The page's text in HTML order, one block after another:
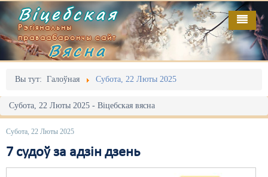
Віцебская
Рэгіянальны
праваабарончы сайт
Вясна
Вы тут: Галоўная Субота, 22 Люты 2025
Субота, 22 Люты 2025 - Віцебская вясна
Субота, 22 Люты 2025
7 судоў за адзін дзень
Галоўная
Адміністрацыйны перасьлед
Акцыі
Выбары
Выданьні
Відэа
Пра нас